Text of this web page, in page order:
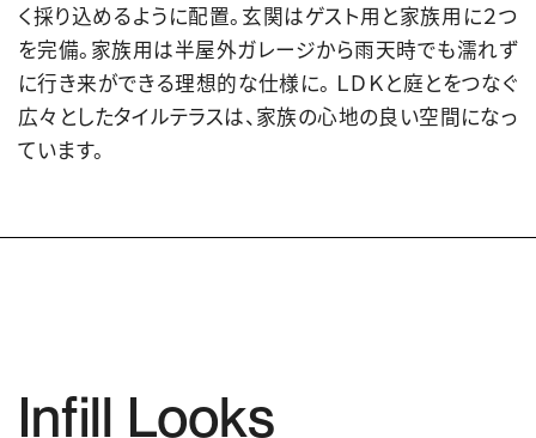
く採り込めるように配置。玄関はゲスト用と家族用に２つ
を完備。家族用は半屋外ガレージから雨天時でも濡れず
に行き来ができる理想的な仕様に。 ＬＤＫと庭とをつなぐ
広々としたタイルテラスは、家族の心地の良い空間になっ
ています。
Infill Looks